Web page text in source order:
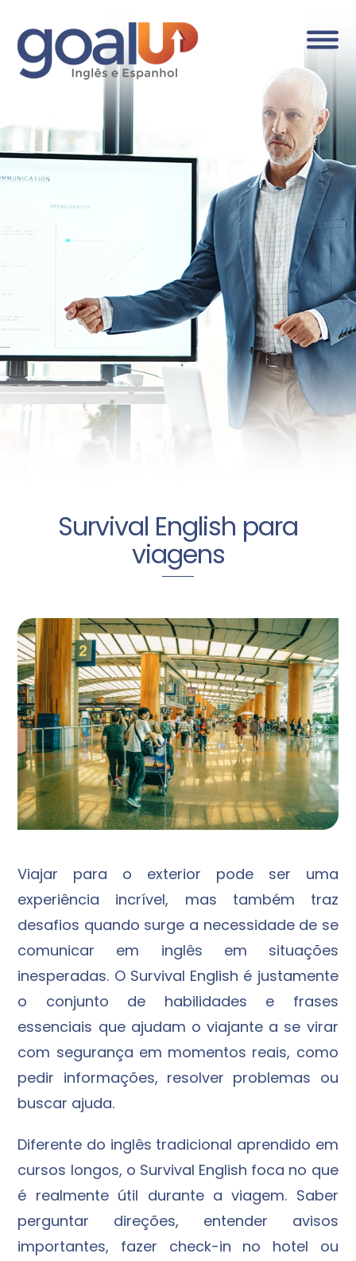
Survival English para
viagens
Viajar para o exterior pode ser uma
experiência incrível, mas também traz
desafios quando surge a necessidade de se
comunicar em inglês em situações
inesperadas. O Survival English é justamente
o conjunto de habilidades e frases
essenciais que ajudam o viajante a se virar
com segurança em momentos reais, como
pedir informações, resolver problemas ou
buscar ajuda.
Diferente do inglês tradicional aprendido em
cursos longos, o Survival English foca no que
é realmente útil durante a viagem. Saber
perguntar direções, entender avisos
importantes, fazer check-in no hotel ou